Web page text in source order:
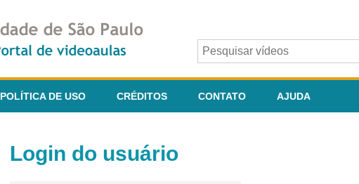
POLÍTICA DE USO CRÉDITOS CONTATO AJUDA
Login do usuário